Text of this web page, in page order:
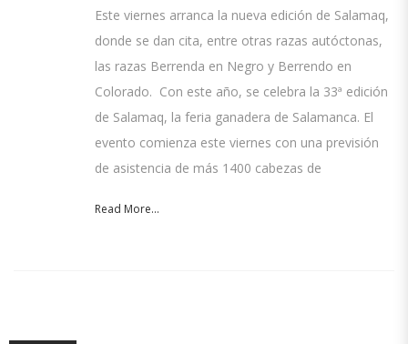
Este viernes arranca la nueva edición de Salamaq,
donde se dan cita, entre otras razas autóctonas,
las razas Berrenda en Negro y Berrendo en
Colorado. Con este año, se celebra la 33ª edición
de Salamaq, la feria ganadera de Salamanca. El
evento comienza este viernes con una previsión
de asistencia de más 1400 cabezas de
Read More...